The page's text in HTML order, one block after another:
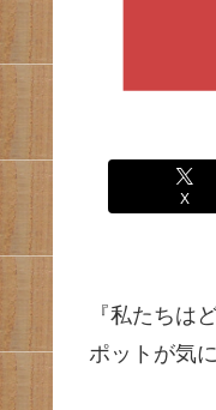
X
『私たちは
ポットが気